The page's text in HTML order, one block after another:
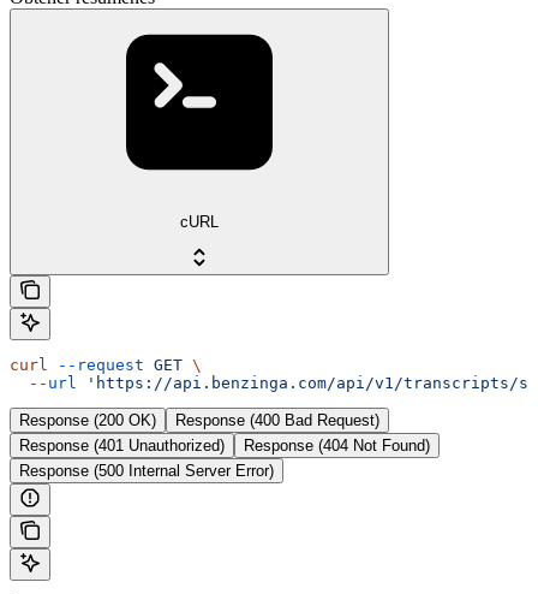
cURL
curl --request GET \
  --url
'https://api.benzinga.com/api/v1/transcripts/
Response (200 OK)
Response (400 Bad Request)
Response (401 Unauthorized)
Response (404 Not Found)
Response (500 Internal Server Error)